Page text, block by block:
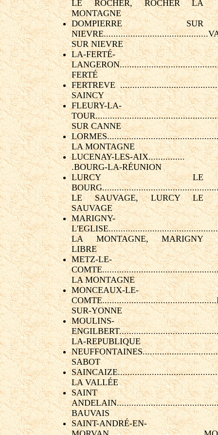
LE ROCHER, ROCHER LA
MONTAGNE
DOMPIERRE SUR
SUR NIEVRE
LA-FERTÉ-
FERTÉ
FERTREVE
SAINCY
FLEURY-LA-
SUR CANNE
LA MONTAGNE
LUCENAY-LES-AIX...............
.BOURG-LA-RÉUNION
LURCY LE
LE SAUVAGE, LURCY LE
SAUVAGE
MARIGNY-
LA MONTAGNE, MARIGNY
LIBRE
METZ-LE-
LA MONTAGNE
MONCEAUX-LE-
SUR-YONNE
MOULINS-
LA-REPUBLIQUE
SABOT
LA VALLÉE
SAINT
BAUVAIS
SAINT-ANDRÉ-EN-